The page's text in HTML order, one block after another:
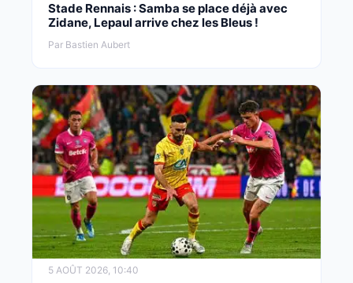
Stade Rennais : Samba se place déjà avec
Zidane, Lepaul arrive chez les Bleus !
Par Bastien Aubert
5 AOÛT 2026, 10:40